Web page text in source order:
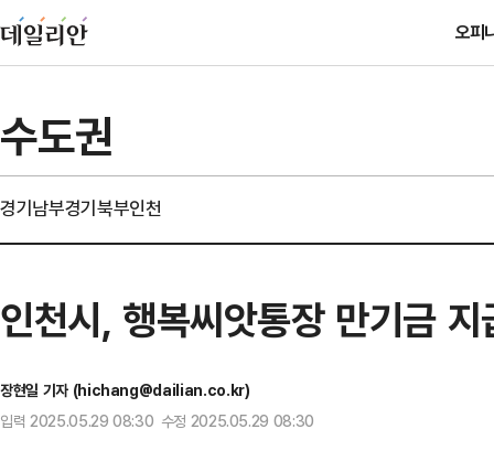
오피
수도권
경기남부경기북부인천
인천시, 행복씨앗통장 만기금
장현일 기자 (hichang@dailian.co.kr)
입력 2025.05.29 08:30 수정 2025.05.29 08:30